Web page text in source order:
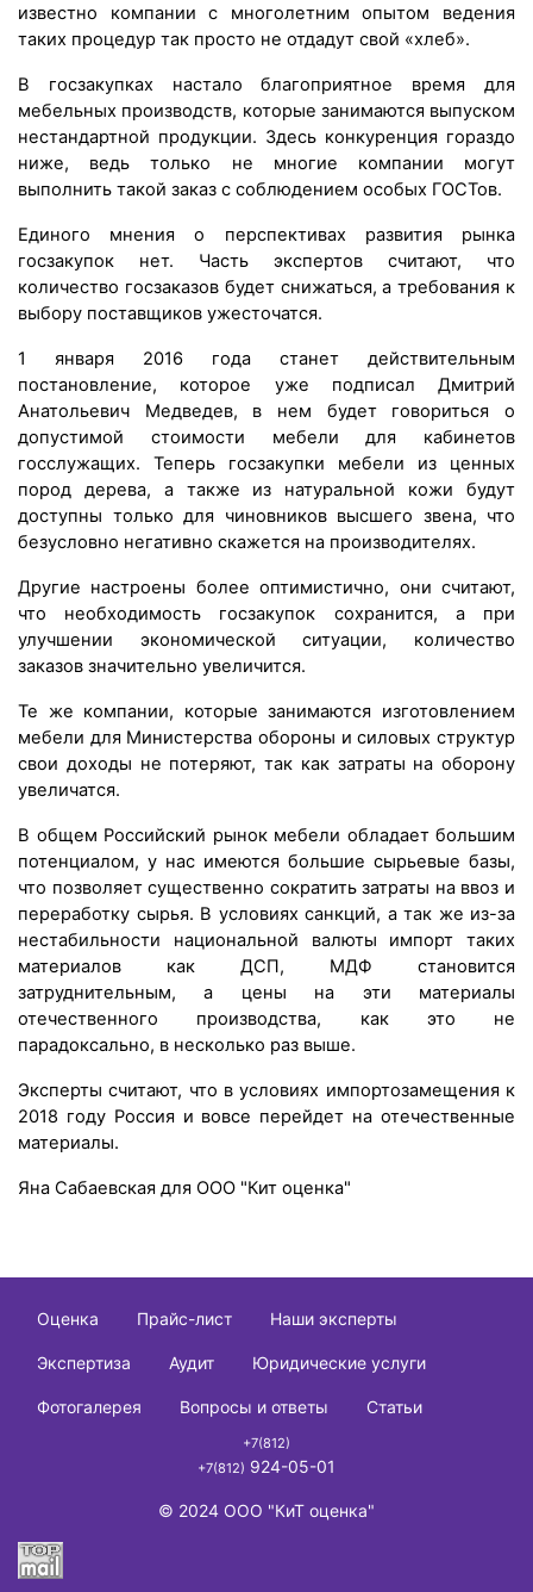
известно компании с многолетним опытом ведения
таких процедур так просто не отдадут свой «хлеб».
В госзакупках настало благоприятное время для
мебельных производств, которые занимаются выпуском
нестандартной продукции. Здесь конкуренция гораздо
ниже, ведь только не многие компании могут
выполнить такой заказ с соблюдением особых ГОСТов.
Единого мнения о перспективах развития рынка
госзакупок нет. Часть экспертов считают, что
количество госзаказов будет снижаться, а требования к
выбору поставщиков ужесточатся.
1 января 2016 года станет действительным
постановление, которое уже подписал Дмитрий
Анатольевич Медведев, в нем будет говориться о
допустимой стоимости мебели для кабинетов
госслужащих. Теперь госзакупки мебели из ценных
пород дерева, а также из натуральной кожи будут
доступны только для чиновников высшего звена, что
безусловно негативно скажется на производителях.
Другие настроены более оптимистично, они считают,
что необходимость госзакупок сохранится, а при
улучшении экономической ситуации, количество
заказов значительно увеличится.
Те же компании, которые занимаются изготовлением
мебели для Министерства обороны и силовых структур
свои доходы не потеряют, так как затраты на оборону
увеличатся.
В общем Российский рынок мебели обладает большим
потенциалом, у нас имеются большие сырьевые базы,
что позволяет существенно сократить затраты на ввоз и
переработку сырья. В условиях санкций, а так же из-за
нестабильности национальной валюты импорт таких
материалов как ДСП, МДФ становится
затруднительным, а цены на эти материалы
отечественного производства, как это не
парадоксально, в несколько раз выше.
Эксперты считают, что в условиях импортозамещения к
2018 году Россия и вовсе перейдет на отечественные
материалы.
Яна Сабаевская для ООО "Кит оценка"
Оценка Прайс-лист Наши эксперты
Экспертиза Аудит Юридические услуги
Фотогалерея Вопросы и ответы Статьи
+7(812)
+7(812) 924-05-01
© 2024 ООО "КиТ оценка"